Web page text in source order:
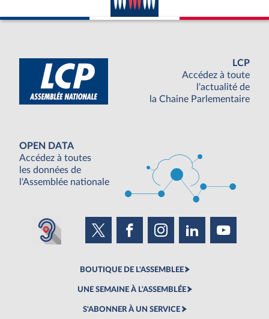
LCP
Accédez à toute
l'actualité de
la Chaine Parlementaire
OPEN DATA
Accédez à toutes
les données de
l'Assemblée nationale
BOUTIQUE DE L'ASSEMBLEE
UNE SEMAINE À L'ASSEMBLÉE
S'ABONNER À UN SERVICE